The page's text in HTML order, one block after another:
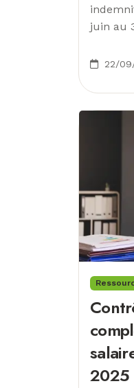
juin au
22/
2025